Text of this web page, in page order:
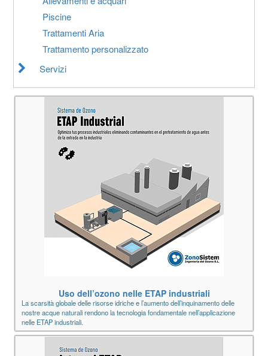
Piscine
Trattamenti Aria
Trattamento personalizzato
Servizi
Uso dell’ozono nelle ETAP industriali
La scarsità globale delle risorse idriche e l’aumento dell’inquinamento delle
nostre acque naturali rendono la tecnologia fondamentale nell’applicazione
nelle ETAP industriali.